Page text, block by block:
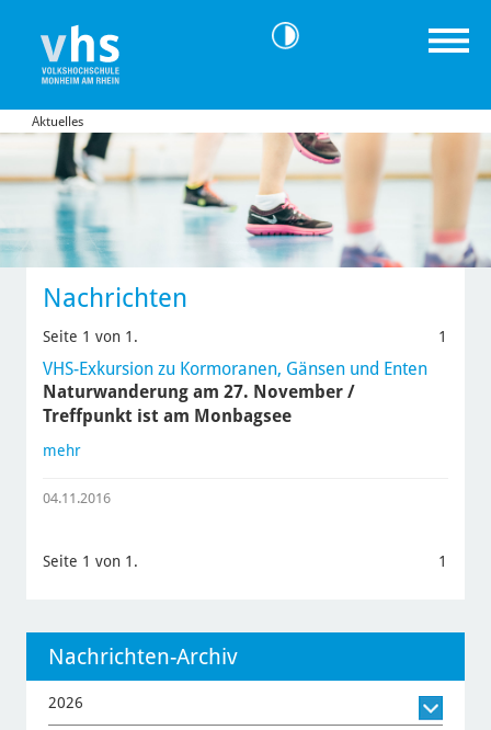
Aktuelles
Nachrichten
Seite 1 von 1. 1
VHS-Exkursion zu Kormoranen, Gänsen und Enten
Naturwanderung am 27. November /
Treffpunkt ist am Monbagsee
mehr
04.11.2016
Seite 1 von 1. 1
Nachrichten-Archiv
2026